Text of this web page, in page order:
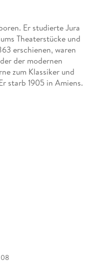
Er studierte Jura
Theaterstücke und
erschienen, waren
der modernen
zum Klassiker und
starb 1905 in Amiens.